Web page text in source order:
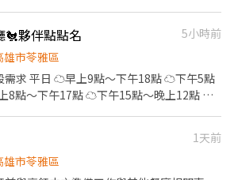
🐔夥伴點點名
5小時前
雄市苓雅區
求 平日 ☁️早上9點～下午18點 ☁️下午5點
8點～下午17點 ☁️下午15點～晚上12點 ✏️
排班 ⭐️可配合學生
1天前
雄市苓雅區